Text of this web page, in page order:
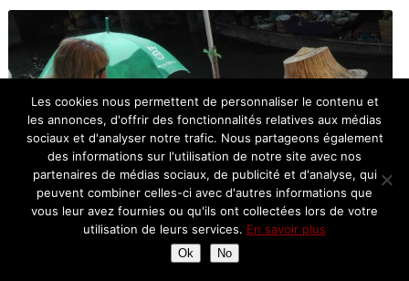
Les cookies nous permettent de personnaliser le contenu et
les annonces, d'offrir des fonctionnalités relatives aux médias
sociaux et d'analyser notre trafic. Nous partageons également
des informations sur l'utilisation de notre site avec nos
partenaires de médias sociaux, de publicité et d'analyse, qui
peuvent combiner celles-ci avec d'autres informations que
vous leur avez fournies ou qu'ils ont collectées lors de votre
utilisation de leurs services. En savoir plus
Ok No